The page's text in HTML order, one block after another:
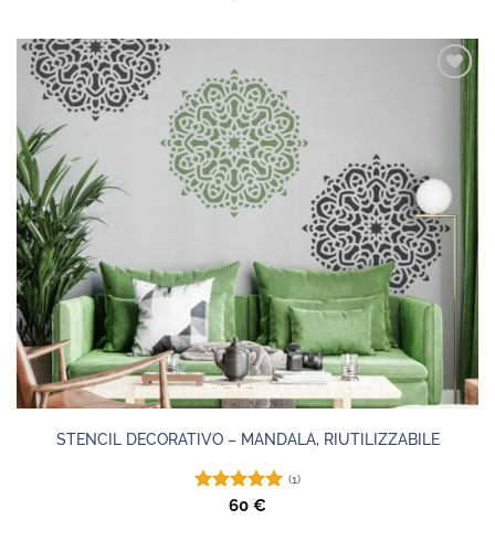
STENCIL DECORATIVO – MANDALA, RIUTILIZZABILE
Valutato
(1)
60 €